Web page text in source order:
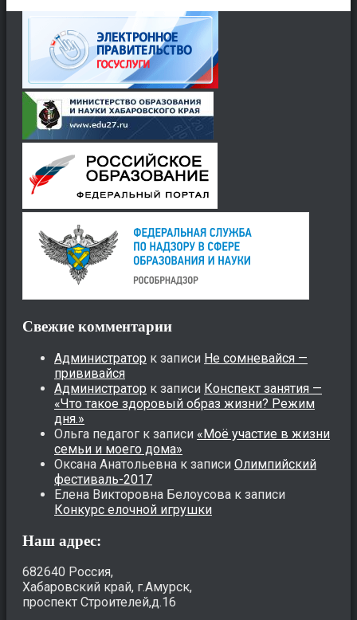
Свежие комментарии
Администратор к записи Не сомневайся —
прививайся
Администратор к записи Конспект занятия —
«Что такое здоровый образ жизни? Режим
дня.»
Ольга педагог к записи «Моё участие в жизни
семьи и моего дома»
Оксана Анатольевна к записи Олимпийский
фестиваль-2017
Елена Викторовна Белоусова к записи
Конкурс елочной игрушки
Наш адрес:
682640 Россия,
Хабаровский край, г.Амурск,
проспект Строителей,д.16